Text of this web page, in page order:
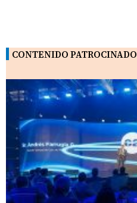
CONTENIDO PATROCINADO